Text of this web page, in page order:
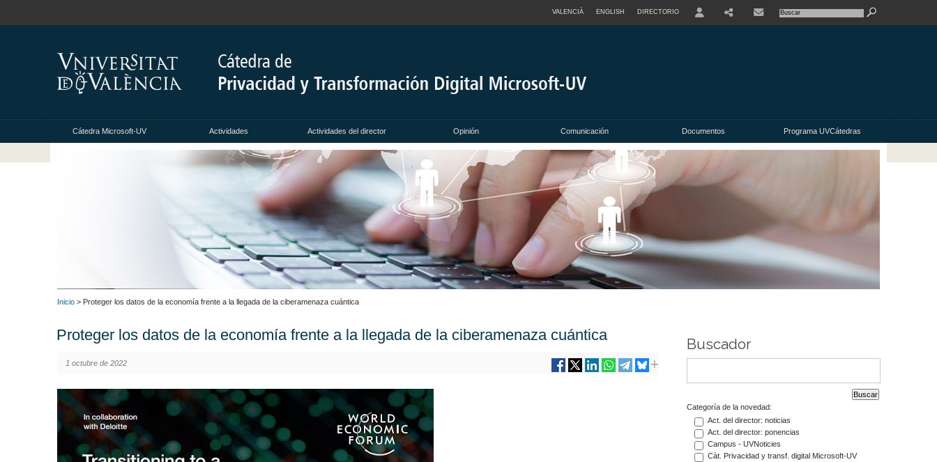
VALENCIÀ ENGLISH DIRECTORIO
Cátedra Microsoft-UV Actividades Actividades del director Opinión Comunicación Documentos Programa UVCátedras
Inicio > Proteger los datos de la economía frente a la llegada de la ciberamenaza cuántica
Proteger los datos de la economía frente a la llegada de la ciberamenaza cuántica
1 octubre de 2022
Buscador
Categoría de la novedad:
Act. del director: noticias
Act. del director: ponencias
Campus - UVNoticies
Càt. Privacidad y transf. digital Microsoft-UV